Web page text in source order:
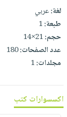
انشر
كتابك
تواصل
معنا
لغة:عربي
طبعة:1
حجم:21×14
عدد الصفحات:180
مجلدات:1
اكسسوارات كتب